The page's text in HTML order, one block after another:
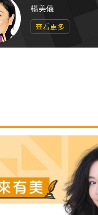
楊美儀
查看更多